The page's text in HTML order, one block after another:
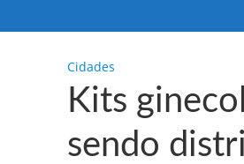
Cidades
Kits
sendo